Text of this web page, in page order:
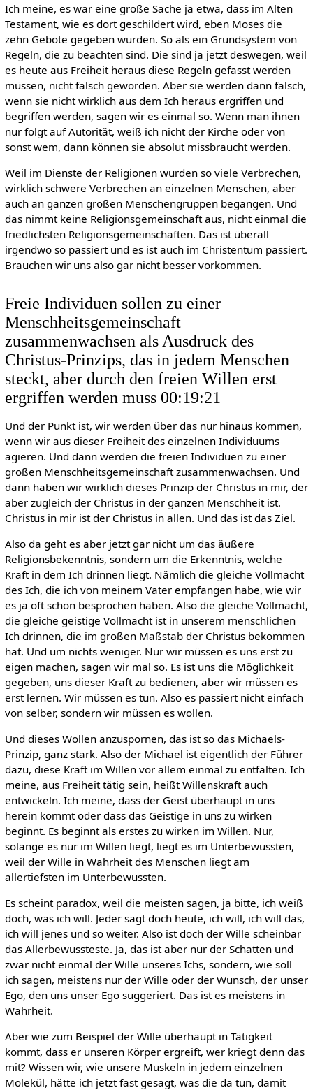
Ich meine, es war eine große Sache ja etwa, dass im Alten
Testament, wie es dort geschildert wird, eben Moses die
zehn Gebote gegeben wurden. So als ein Grundsystem von
Regeln, die zu beachten sind. Die sind ja jetzt deswegen, weil
es heute aus Freiheit heraus diese Regeln gefasst werden
müssen, nicht falsch geworden. Aber sie werden dann falsch,
wenn sie nicht wirklich aus dem Ich heraus ergriffen und
begriffen werden, sagen wir es einmal so. Wenn man ihnen
nur folgt auf Autorität, weiß ich nicht der Kirche oder von
sonst wem, dann können sie absolut missbraucht werden.
Weil im Dienste der Religionen wurden so viele Verbrechen,
wirklich schwere Verbrechen an einzelnen Menschen, aber
auch an ganzen großen Menschengruppen begangen. Und
das nimmt keine Religionsgemeinschaft aus, nicht einmal die
friedlichsten Religionsgemeinschaften. Das ist überall
irgendwo so passiert und es ist auch im Christentum passiert.
Brauchen wir uns also gar nicht besser vorkommen.
Freie Individuen sollen zu einer
Menschheitsgemeinschaft
zusammenwachsen als Ausdruck des
Christus-Prinzips, das in jedem Menschen
steckt, aber durch den freien Willen erst
ergriffen werden muss 00:19:21
Und der Punkt ist, wir werden über das nur hinaus kommen,
wenn wir aus dieser Freiheit des einzelnen Individuums
agieren. Und dann werden die freien Individuen zu einer
großen Menschheitsgemeinschaft zusammenwachsen. Und
dann haben wir wirklich dieses Prinzip der Christus in mir, der
aber zugleich der Christus in der ganzen Menschheit ist.
Christus in mir ist der Christus in allen. Und das ist das Ziel.
Also da geht es aber jetzt gar nicht um das äußere
Religionsbekenntnis, sondern um die Erkenntnis, welche
Kraft in dem Ich drinnen liegt. Nämlich die gleiche Vollmacht
des Ich, die ich von meinem Vater empfangen habe, wie wir
es ja oft schon besprochen haben. Also die gleiche Vollmacht,
die gleiche geistige Vollmacht ist in unserem menschlichen
Ich drinnen, die im großen Maßstab der Christus bekommen
hat. Und um nichts weniger. Nur wir müssen es uns erst zu
eigen machen, sagen wir mal so. Es ist uns die Möglichkeit
gegeben, uns dieser Kraft zu bedienen, aber wir müssen es
erst lernen. Wir müssen es tun. Also es passiert nicht einfach
von selber, sondern wir müssen es wollen.
Und dieses Wollen anzuspornen, das ist so das Michaels-
Prinzip, ganz stark. Also der Michael ist eigentlich der Führer
dazu, diese Kraft im Willen vor allem einmal zu entfalten. Ich
meine, aus Freiheit tätig sein, heißt Willenskraft auch
entwickeln. Ich meine, dass der Geist überhaupt in uns
herein kommt oder dass das Geistige in uns zu wirken
beginnt. Es beginnt als erstes zu wirken im Willen. Nur,
solange es nur im Willen liegt, liegt es im Unterbewussten,
weil der Wille in Wahrheit des Menschen liegt am
allertiefsten im Unterbewussten.
Es scheint paradox, weil die meisten sagen, ja bitte, ich weiß
doch, was ich will. Jeder sagt doch heute, ich will, ich will das,
ich will jenes und so weiter. Also ist doch der Wille scheinbar
das Allerbewussteste. Ja, das ist aber nur der Schatten und
zwar nicht einmal der Wille unseres Ichs, sondern, wie soll
ich sagen, meistens nur der Wille oder der Wunsch, der unser
Ego, den uns unser Ego suggeriert. Das ist es meistens in
Wahrheit.
Aber wie zum Beispiel der Wille überhaupt in Tätigkeit
kommt, dass er unseren Körper ergreift, wer kriegt denn das
mit? Wissen wir, wie unsere Muskeln in jedem einzelnen
Molekül, hätte ich jetzt fast gesagt, was die da tun, damit